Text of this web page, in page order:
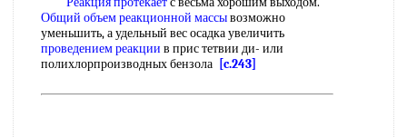
Общий объемреакционной массывозможно
уменьшить, а удельный вес осадка увеличить
проведением реакции в прис тетвии ди- или
полихлорпроизводных бензола [c.243]